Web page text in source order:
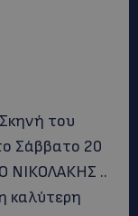
του
Σάββατο 20
ΝΙΚΟΛΑΚΗΣ ..
καλύτερη